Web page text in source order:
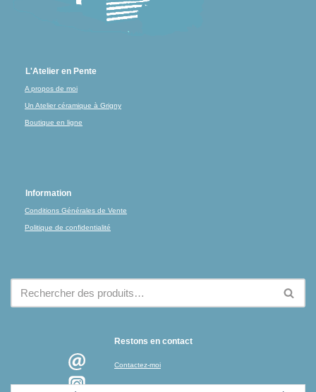
L'Atelier en Pente
A propos de moi
Un Atelier céramique à Grigny
Boutique en ligne
Information
Conditions Générales de Vente
Politique de confidentialité
Restons en contact
Contactez-moi